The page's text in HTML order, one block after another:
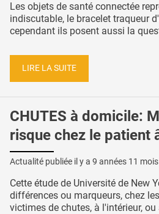
Les objets de santé connectée
indiscutable, le bracelet traqueur
cependant ils posent aussi la
LIRE LA SUITE
CHUTES à domicile:
risque chez le patient
Actualité publiée il y a 9 années 11 mois
Cette étude de Université de New
différences ou marqueurs, chez
victimes de chutes, à l'intérieur, ou